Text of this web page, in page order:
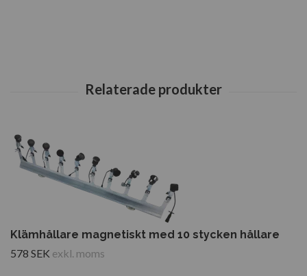
Klämhållare magnetiskt med 10 stycken hållare
578 SEK exkl. moms